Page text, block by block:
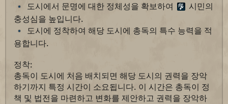
도시에서 문명에 대한 정체성을 확보하여
시민의
충성심을 높입니다.
도시에 정착하여 해당 도시에 총독의 특수 능력을 적
용합니다.
정착:
총독이 도시에 처음 배치되면 해당 도시의 권력을 장악
하기까지 특정 시간이 소요됩니다. 이 시간은 총독이 정
책 및 법전을 마련하고 변화를 제안하고 권력을 장악하